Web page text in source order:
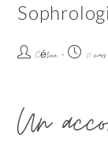
Céline 21 mars
Un